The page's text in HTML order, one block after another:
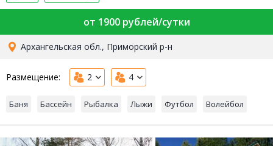
от 1900 рублей/сутки
Архангельская обл., Приморский р-н
Размещение: 2 4
Баня Бассейн Рыбалка Лыжи Футбол Волейбол